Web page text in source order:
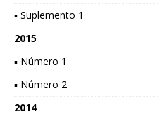
▪ Suplemento 1
2015
▪ Número 1
▪ Número 2
2014